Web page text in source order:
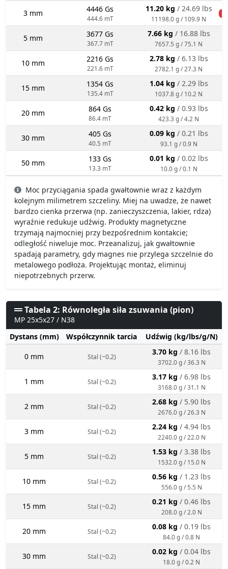
3 mm 4446 Gs
444.6 mT
11.20 kg / 24.69 lbs
11198.0 g / 109.9 N
5 mm 3677 Gs
367.7 mT
7.66 kg / 16.88 lbs
7657.5 g / 75.1 N
10 mm 2216 Gs
221.6 mT
2.78 kg / 6.13 lbs
2782.1 g / 27.3 N
15 mm 1354 Gs
135.4 mT
1.04 kg / 2.29 lbs
1037.8 g / 10.2 N
20 mm 864 Gs
86.4 mT
0.42 kg / 0.93 lbs
423.3 g / 4.2 N
30 mm 405 Gs
40.5 mT
0.09 kg / 0.21 lbs
93.1 g / 0.9 N
50 mm 133 Gs
13.3 mT
0.01 kg / 0.02 lbs
10.0 g / 0.1 N
Moc przyciągania spada gwałtownie wraz z każdym
kolejnym milimetrem szczeliny. Miej na uwadze, że nawet
bardzo cienka przerwa (np. zanieczyszczenia, lakier, rdza)
wyraźnie redukuje udźwig. Produkty magnetyczne
trzymają najmocniej przy bezpośrednim kontakcie;
odległość niweluje moc. Przeanalizuj, jak gwałtownie
spadają parametry, gdy magnes nie przylega szczelnie do
metalowego podłoża. Projektując montaż, eliminuj
niepotrzebnych przerw.
Tabela 2: Równoległa siła zsuwania (pion)
MP 25x5x27 / N38
Dystans (mm)
Współczynnik tarcia Udźwig (kg/lbs/g/N)
0 mm Stal (~0.2)
3.70 kg / 8.16 lbs
3702.0 g / 36.3 N
1 mm Stal (~0.2)
3.17 kg / 6.98 lbs
3168.0 g / 31.1 N
2 mm Stal (~0.2)
2.68 kg / 5.90 lbs
2676.0 g / 26.3 N
3 mm Stal (~0.2)
2.24 kg / 4.94 lbs
2240.0 g / 22.0 N
5 mm Stal (~0.2)
1.53 kg / 3.38 lbs
1532.0 g / 15.0 N
10 mm Stal (~0.2)
0.56 kg / 1.23 lbs
556.0 g / 5.5 N
15 mm Stal (~0.2)
0.21 kg / 0.46 lbs
208.0 g / 2.0 N
20 mm Stal (~0.2)
0.08 kg / 0.19 lbs
84.0 g / 0.8 N
30 mm Stal (~0.2)
0.02 kg / 0.04 lbs
18.0 g / 0.2 N